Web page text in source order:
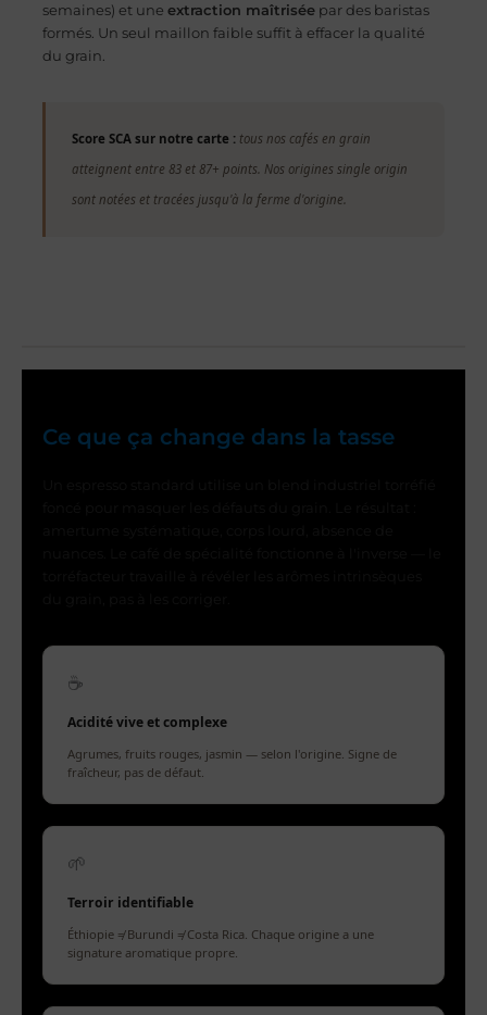
semaines) et uneextraction maîtrisée par des baristas
formés. Un seul maillon faible suffit à effacer la qualité
du grain.
Score SCA sur notre carte : tous nos cafés en grain
atteignent entre 83 et 87+ points. Nos origines single origin
sont notées et tracées jusqu'à la ferme d'origine.
Ce que ça change dans la tasse
☕
Acidité vive et complexe
Agrumes, fruits rouges, jasmin — selon l'origine. Signe de
fraîcheur, pas de défaut.
🌱
Terroir identifiable
Éthiopie ≠ Burundi ≠ Costa Rica. Chaque origine a une
signature aromatique propre.